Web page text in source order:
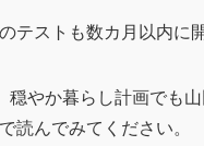
テストも数カ月以内に
穏やか暮らし計画でも
読んでみてください。